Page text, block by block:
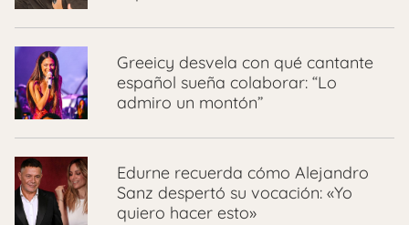
Greeicy desvela con qué cantante
español sueña colaborar: “Lo
admiro un montón”
Edurne recuerda cómo Alejandro
Sanz despertó su vocación: «Yo
quiero hacer esto»